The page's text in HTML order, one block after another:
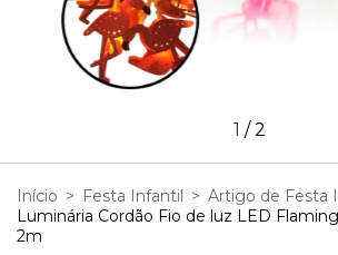
1 /2
Início > Festa Infantil > Artigo de Festa
Luminária Cordão Fio de luz LED
2m